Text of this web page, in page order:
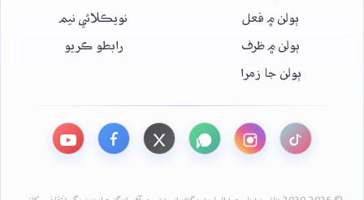
ٻولن ۾ فعل
ٻولن ۾ ظرف
ٻولن جا زمرا
نويڪلائي نيم
رابطو ڪريو